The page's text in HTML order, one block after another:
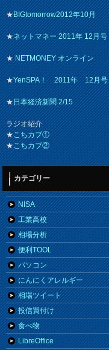
★BIGtomorrow2012年10月
★ネットマネー 2011年 12月号
★NETMONEY オンライン
★YenSPA！ 2011年 12月号
★日本経済新聞 2/15
ラジオ紹介
★こちカブ①
★こちカブ②
カテゴリー
NISA
工業高校
相場分析
便利TOOL
パソコン
にんにくアレルギー
相場ツイート
投信買付け
食べ物
LibreOffice